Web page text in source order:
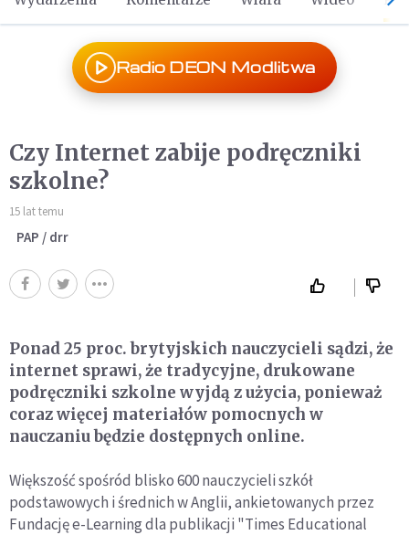
Radio DEON Modlitwa
Czy Internet zabije podręczniki
szkolne?
15 lat temu
PAP / drr
Ponad 25 proc. brytyjskich nauczycieli sądzi, że
internet sprawi, że tradycyjne, drukowane
podręczniki szkolne wyjdą z użycia, ponieważ
coraz więcej materiałów pomocnych w
nauczaniu będzie dostępnych online.
Większość spośród blisko 600 nauczycieli szkół
podstawowych i średnich w Anglii, ankietowanych przez
Fundację e-Learning dla publikacji "Times Educational